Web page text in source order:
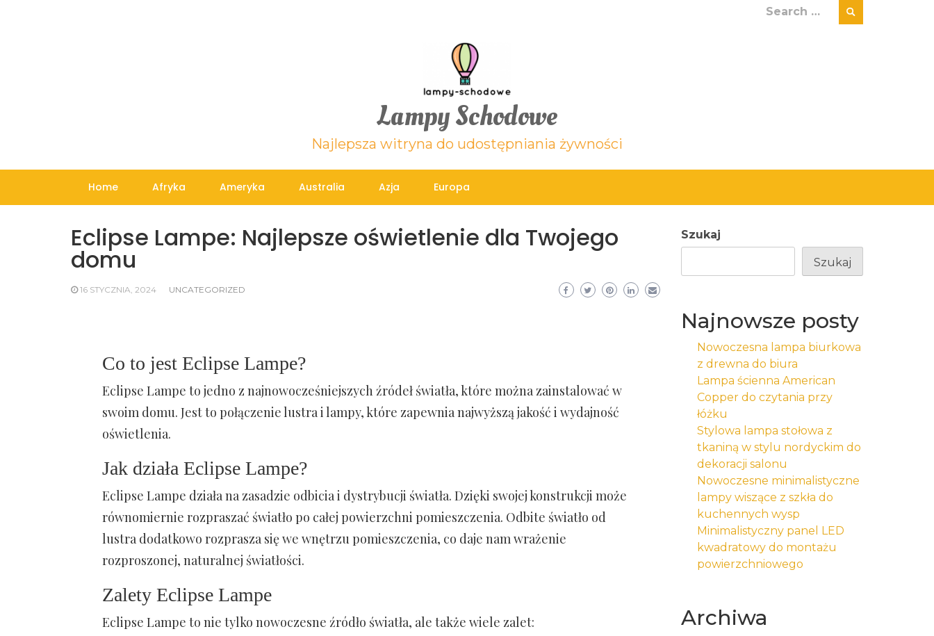
Search
Lampy Schodowe
Najlepsza witryna do udostępniania żywności
Home Afryka Ameryka Australia Azja Europa
Eclipse Lampe: Najlepsze oświetlenie dla Twojego
domu
16 STYCZNIA, 2024 UNCATEGORIZED
Co to jest Eclipse Lampe?
Eclipse Lampe to jedno z najnowocześniejszych źródeł światła, które można zainstalować w
swoim domu. Jest to połączenie lustra i lampy, które zapewnia najwyższą jakość i wydajność
oświetlenia.
Jak działa Eclipse Lampe?
Eclipse Lampe działa na zasadzie odbicia i dystrybucji światła. Dzięki swojej konstrukcji może
równomiernie rozpraszać światło po całej powierzchni pomieszczenia. Odbite światło od
lustra dodatkowo rozprasza się we wnętrzu pomieszczenia, co daje nam wrażenie
rozproszonej, naturalnej światłości.
Zalety Eclipse Lampe
Eclipse Lampe to nie tylko nowoczesne źródło światła, ale także wiele zalet:
Szukaj
Szukaj
Najnowsze posty
Nowoczesna lampa biurkowa
z drewna do biura
Lampa ścienna American
Copper do czytania przy
łóżku
Stylowa lampa stołowa z
tkaniną w stylu nordyckim do
dekoracji salonu
Nowoczesne minimalistyczne
lampy wiszące z szkła do
kuchennych wysp
Minimalistyczny panel LED
kwadratowy do montażu
powierzchniowego
Archiwa